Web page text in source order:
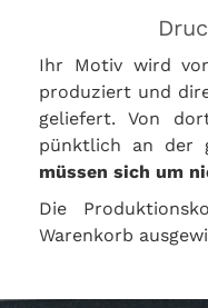
Ihr Motiv wird
produziert und
geliefert. Von
pünktlich an der
müssen sich um
Die
Warenkorb